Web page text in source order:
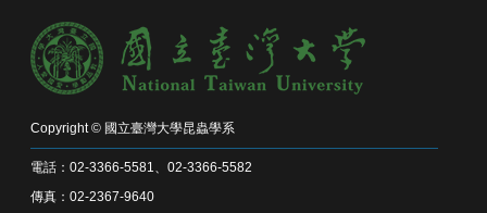
職
涯
展
追
蹤
系
Copyright © 國立臺灣大學昆蟲學系
電話：02-3366-5581、02-3366-5582
傳真：02-2367-9640